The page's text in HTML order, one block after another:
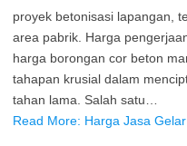
proyek betonisasi lapangan,
area pabrik. Harga
harga borongan cor beton
tahapan krusial dalam
tahan lama. Salah satu…
Read More: Harga Jasa